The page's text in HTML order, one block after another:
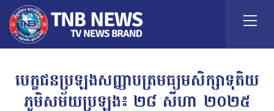
បេក្ខជនប្រឡងសញ្ញាបត្រមធ្យមសិក្សាទុតិយ
ភូមិសម័យប្រឡង៖ ២៨ សីហា ២០២៥